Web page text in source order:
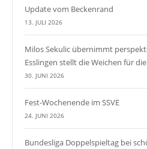
Update vom Beckenrand
13. JULI 2026
Milos Sekulic übernimmt
Esslingen stellt die Weichen für
30. JUNI 2026
Fest-Wochenende im SSVE
24. JUNI 2026
Bundesliga Doppelspieltag bei